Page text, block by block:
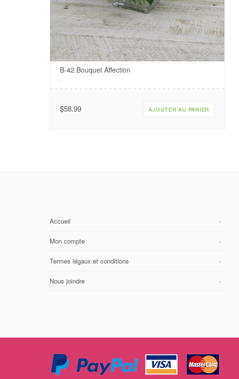
B-42 Bouquet Affection
$58.99 AJOUTER AU PANIER
Accueil
Mon compte
Termes légaux et conditions
Nous joindre